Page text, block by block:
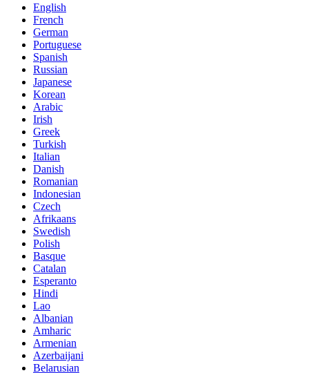
English
French
German
Portuguese
Spanish
Russian
Japanese
Korean
Arabic
Irish
Greek
Turkish
Italian
Danish
Romanian
Indonesian
Czech
Afrikaans
Swedish
Polish
Basque
Catalan
Esperanto
Hindi
Lao
Albanian
Amharic
Armenian
Azerbaijani
Belarusian